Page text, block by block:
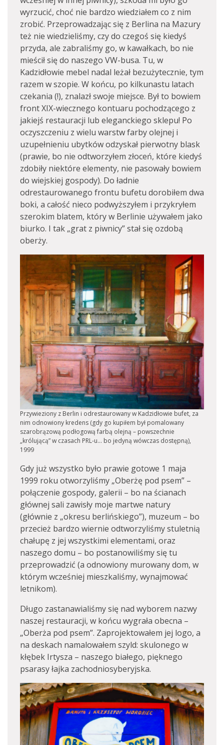
wyrzucić, choć nie bardzo wiedziałem co z nim
zrobić. Przeprowadzając się z Berlina na Mazury
też nie wiedzieliśmy, czy do czegoś się kiedyś
przyda, ale zabraliśmy go, w kawałkach, bo nie
mieścił się do naszego VW-busa. Tu, w
Kadzidłowie mebel nadal leżał bezużytecznie, tym
razem w szopie. W końcu, po kilkunastu latach
czekania (!), znalazł swoje miejsce. Był to bowiem
front XIX-wiecznego kontuaru pochodzącego z
jakiejś restauracji lub eleganckiego sklepu! Po
oczyszczeniu z wielu warstw farby olejnej i
uzupełnieniu ubytków odzyskał pierwotny blask
(prawie, bo nie odtworzyłem złoceń, które kiedyś
zdobiły niektóre elementy, nie pasowały bowiem
do wiejskiej gospody). Do ładnie
odrestaurowanego frontu bufetu dorobiłem dwa
boki, a całość nieco podwyższyłem i przykryłem
szerokim blatem, który w Berlinie używałem jako
biurko. I tak „grat z piwnicy” stał się ozdobą
oberży.
Przywieziony z Berlin i odrestaurowany w Kadzidłowie bufet, za
nim odnowiony kredens (gdy go kupiłem był pomalowany
szarobrązową podłogową farbą olejną – powszechnie
„królującą” w czasach PRL-u… bo jedyną wówczas dostępną),
1999
Gdy już wszystko było prawie gotowe 1 maja
1999 roku otworzyliśmy „Oberżę pod psem” –
połączenie gospody, galerii – bo na ścianach
głównej sali zawisły moje martwe natury
(głównie z „okresu berlińskiego”), muzeum – bo
przecież bardzo wiernie odtworzyliśmy stuletnią
chałupę z jej wszystkimi elementami, oraz
naszego domu – bo postanowiliśmy się tu
przeprowadzić (a odnowiony murowany dom, w
którym wcześniej mieszkaliśmy, wynajmować
letnikom).
Długo zastanawialiśmy się nad wyborem nazwy
naszej restauracji, w końcu wygrała obecna –
„Oberża pod psem”. Zaprojektowałem jej logo, a
na deskach namalowałem szyld: skulonego w
kłębek Irtysza – naszego białego, pięknego
psarasy łajka zachodniosyberyjska.